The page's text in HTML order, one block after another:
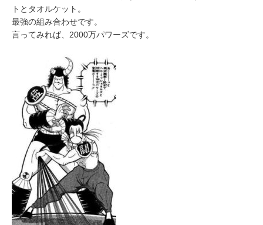
トとタオルケット。
最強の組み合わせです。
言ってみれば、2000万パワーズです。